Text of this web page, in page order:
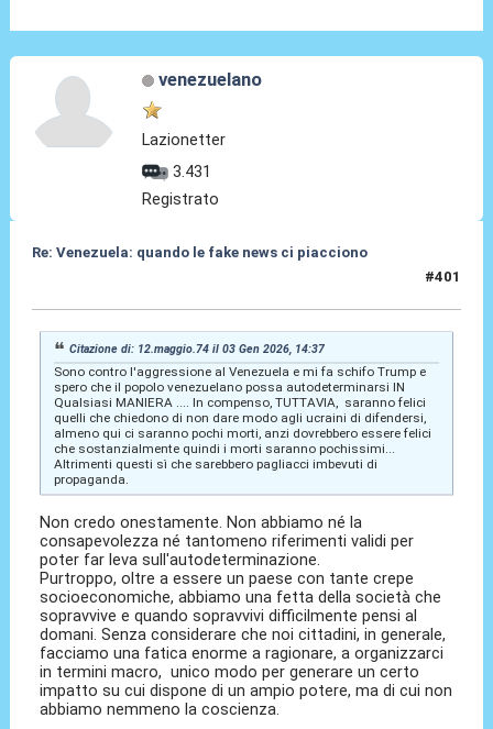
venezuelano
Lazionetter
3.431
Registrato
Re: Venezuela: quando le fake news ci piacciono
#401
Citazione di: 12.maggio.74 il 03 Gen 2026, 14:37
Sono contro l'aggressione al Venezuela e mi fa schifo Trump e
spero che il popolo venezuelano possa autodeterminarsi IN
Qualsiasi MANIERA .... In compenso, TUTTAVIA, saranno felici
quelli che chiedono di non dare modo agli ucraini di difendersi,
almeno qui ci saranno pochi morti, anzi dovrebbero essere felici
che sostanzialmente quindi i morti saranno pochissimi...
Altrimenti questi sì che sarebbero pagliacci imbevuti di
propaganda.
Non credo onestamente. Non abbiamo né la
consapevolezza né tantomeno riferimenti validi per
poter far leva sull'autodeterminazione.
Purtroppo, oltre a essere un paese con tante crepe
socioeconomiche, abbiamo una fetta della società che
sopravvive e quando sopravvivi difficilmente pensi al
domani. Senza considerare che noi cittadini, in generale,
facciamo una fatica enorme a ragionare, a organizzarci
in termini macro, unico modo per generare un certo
impatto su cui dispone di un ampio potere, ma di cui non
abbiamo nemmeno la coscienza.